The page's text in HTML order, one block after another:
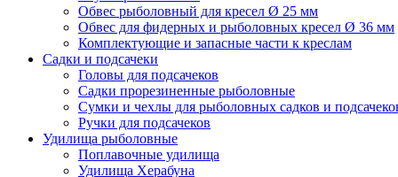
Обвес рыболовный для кресел Ø 25 мм
Обвес для фидерных и рыболовных кресел Ø 36 мм
Комплектующие и запасные части к креслам
Садки и подсачеки
Головы для подсачеков
Садки прорезиненные рыболовные
Сумки и чехлы для рыболовных садков и
Ручки для подсачеков
Удилища рыболовные
Поплавочные удилища
Удилища Херабуна